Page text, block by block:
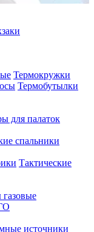
Термокружки
Термобутылки
для палаток
спальники
Тактические
источники